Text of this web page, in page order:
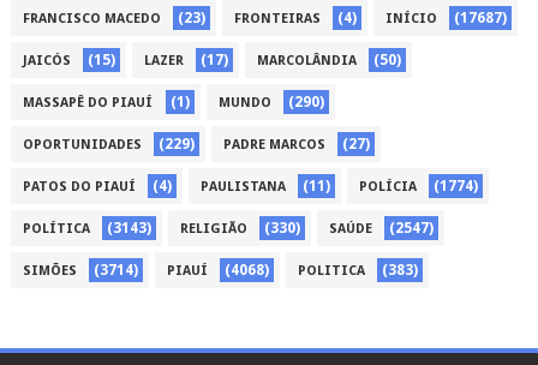
FRANCISCO MACEDO (23) FRONTEIRAS (4) INÍCIO (17687)
JAICÓS (15) LAZER (17) MARCOLÂNDIA (50)
MASSAPÊ DO PIAUÍ (1) MUNDO (290)
OPORTUNIDADES (229) PADRE MARCOS (27)
PATOS DO PIAUÍ (4) PAULISTANA (11) POLÍCIA (1774)
POLÍTICA (3143) RELIGIÃO (330) SAÚDE (2547)
SIMÕES (3714) PIAUÍ (4068) POLITICA (383)